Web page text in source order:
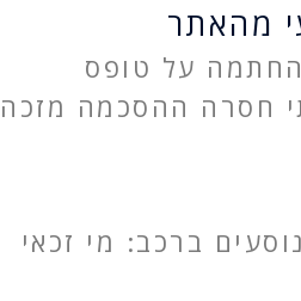
מהאתר
על טופס
חסרה ההסכמה מזכה
ברכב: מי זכאי